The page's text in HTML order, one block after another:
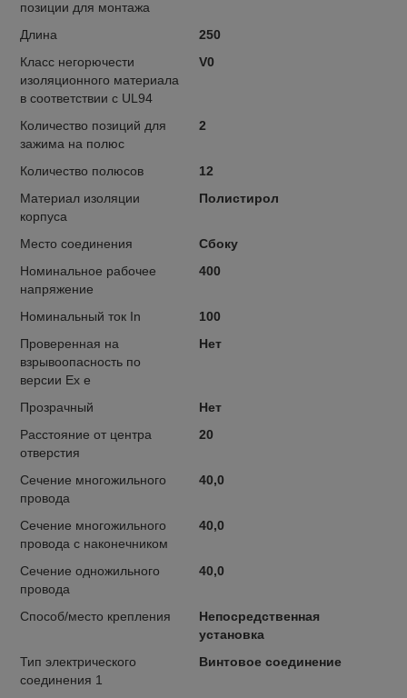
позиции для монтажа
Длина
250
Класс негорючести
изоляционного материала
в соответствии с UL94
V0
Количество позиций для
зажима на полюс
2
Количество полюсов
12
Материал изоляции
корпуса
Полистирол
Место соединения
Сбоку
Номинальное рабочее
напряжение
400
Номинальный ток In
100
Проверенная на
взрывоопасность по
версии Ex e
Нет
Прозрачный
Нет
Расстояние от центра
отверстия
20
Сечение многожильного
провода
40,0
Сечение многожильного
провода с наконечником
40,0
Сечение одножильного
провода
40,0
Способ/место крепления
Непосредственная
установка
Тип электрического
соединения 1
Винтовое соединение